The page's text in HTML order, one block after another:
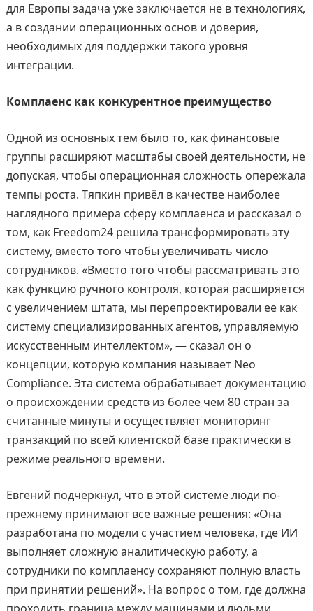
для Европы задача уже заключается не в технологиях,
а в создании операционных основ и доверия,
необходимых для поддержки такого уровня
интеграции.
Комплаенс как конкурентное преимущество
Одной из основных тем было то, как финансовые
группы расширяют масштабы своей деятельности, не
допуская, чтобы операционная сложность опережала
темпы роста. Тяпкин привёл в качестве наиболее
наглядного примера сферу комплаенса и рассказал о
том, как Freedom24 решила трансформировать эту
систему, вместо того чтобы увеличивать число
сотрудников. «Вместо того чтобы рассматривать это
как функцию ручного контроля, которая расширяется
с увеличением штата, мы перепроектировали ее как
систему специализированных агентов, управляемую
искусственным интеллектом», — сказал он о
концепции, которую компания называет Neo
Compliance. Эта система обрабатывает документацию
о происхождении средств из более чем 80 стран за
считанные минуты и осуществляет мониторинг
транзакций по всей клиентской базе практически в
режиме реального времени.
Евгений подчеркнул, что в этой системе люди по-
прежнему принимают все важные решения: «Она
разработана по модели с участием человека, где ИИ
выполняет сложную аналитическую работу, а
сотрудники по комплаенсу сохраняют полную власть
при принятии решений». На вопрос о том, где должна